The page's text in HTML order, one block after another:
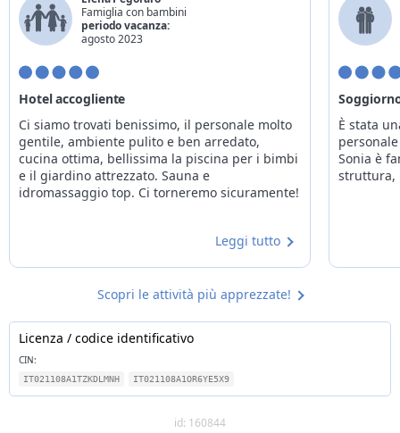
Famiglia con bambini
periodo vacanza:
agosto 2023
Hotel accogliente
Ci siamo trovati benissimo, il personale molto
gentile, ambiente pulito e ben arredato,
cucina ottima, bellissima la piscina per i bimbi
e il giardino attrezzato. Sauna e
idromassaggio top. Ci torneremo sicuramente!
Leggi tutto
È stata
Sonia è
struttura,
Scopri le attività più apprezzate!
Licenza / codice identificativo
CIN:
IT021108A1TZKDLMNH IT021108A1OR6YE5X9
id: 160844